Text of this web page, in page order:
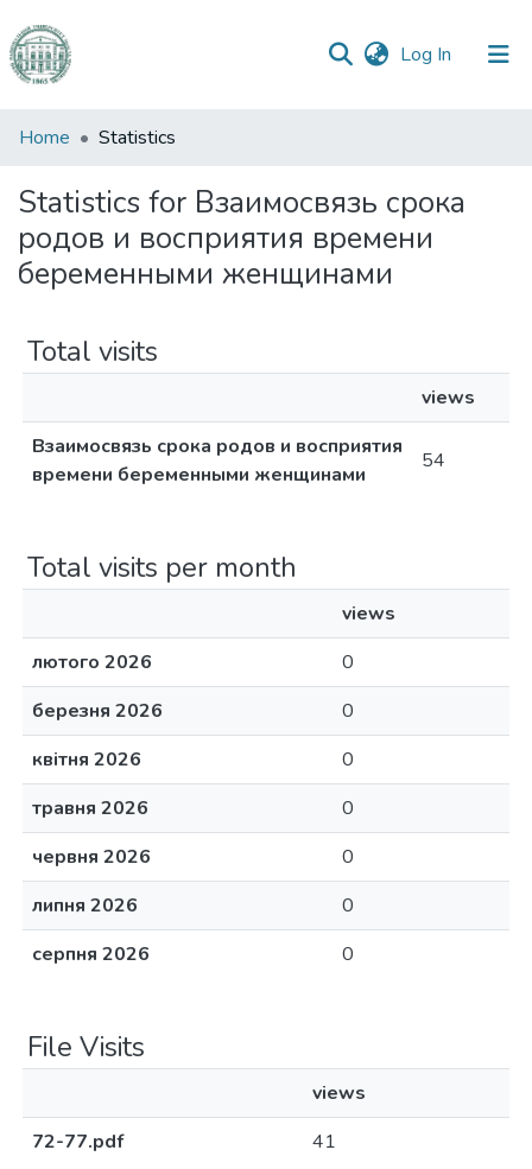
Log In (current)
Communities
Collections
All of DSpace
Home Statistics
Statistics for Взаимосвязь срока
родов и восприятия времени
беременными женщинами
Total visits
views
Взаимосвязь срока родов и восприятия
времени беременными женщинами
54
Total visits per month
views
лютого 2026
0
березня 2026
0
квітня 2026
0
травня 2026
0
червня 2026
0
липня 2026
0
серпня 2026
0
File Visits
views
72-77.pdf
41